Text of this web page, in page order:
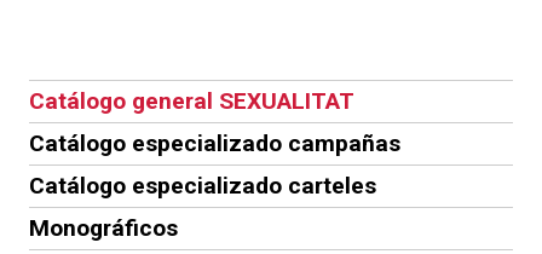
Catálogo general SEXUALITAT
Catálogo especializado campañas
Catálogo especializado carteles
Monográficos